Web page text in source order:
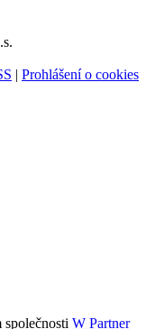
| Prohlášení o cookies
W Partner